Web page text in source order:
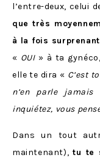
l’entre-deux, celui
que très
à la fois
« OUI» à ta
elle te dira « C’est
n’en parle
inquiétez, vous
Dans un tout
maintenant),tu te